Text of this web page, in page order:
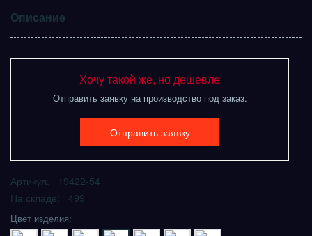
Описание
Хочу такой же, но дешевле
Отправить заявку на производство под заказ.
Отправить заявку
Артикул: 19422-54
На складе: 499
Цвет изделия: